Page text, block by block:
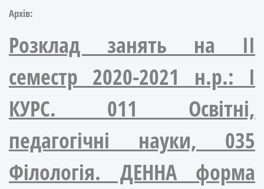
Архів:
Розклад занять на ІІ
семестр 2020-2021 н.р.: І
КУРС. 011 Освітні,
педагогічні науки, 035
Філологія. ДЕННА форма